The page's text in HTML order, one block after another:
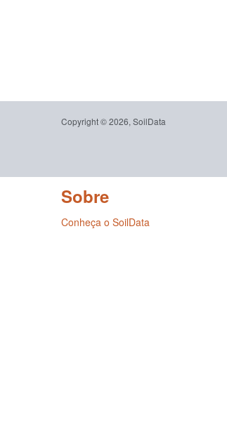
Copyright © 2026, SoilData
Sobre
Conheça o SoilData